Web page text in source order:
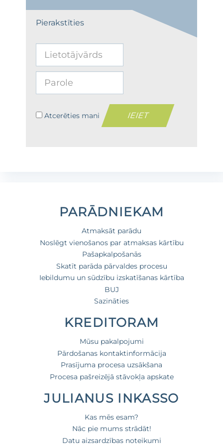
Pierakstīties
Atcerēties mani
PARĀDNIEKAM
Atmaksāt parādu
Noslēgt vienošanos par atmaksas kārtību
Pašapkalpošanās
Skatīt parāda pārvaldes procesu
Iebildumu un sūdzību izskatīšanas kārtība
BUJ
Sazināties
KREDITORAM
Mūsu pakalpojumi
Pārdošanas kontaktinformācija
Prasījuma procesa uzsākšana
Procesa pašreizējā stāvokļa apskate
JULIANUS INKASSO
Kas mēs esam?
Nāc pie mums strādāt!
Datu aizsardzības noteikumi